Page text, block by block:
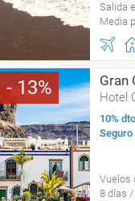
Salida
Media
13 Gran
Hotel
10%
Seguro
Vuelos
8 días /